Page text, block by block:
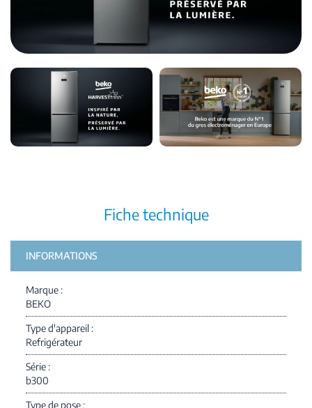
Fiche technique
INFORMATIONS
Marque
BEKO
Type d'appareil
Refrigérateur
Série
b300
Type de pose